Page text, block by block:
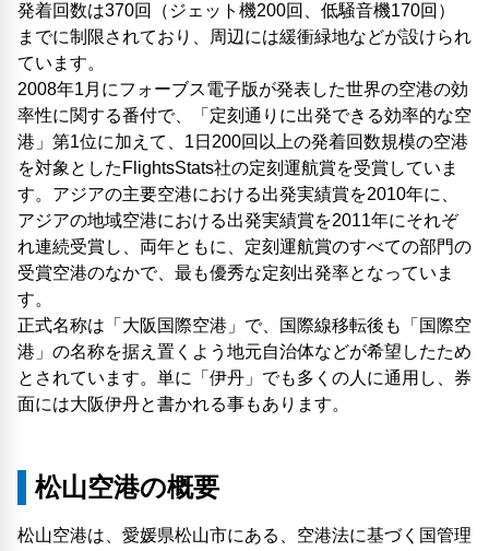
発着回数は370回（ジェット機200回、低騒音機170回）
までに制限されており、周辺には緩衝緑地などが設けられ
ています。
2008年1月にフォーブス電子版が発表した世界の空港の効
率性に関する番付で、「定刻通りに出発できる効率的な空
港」第1位に加えて、1日200回以上の発着回数規模の空港
を対象としたFlightsStats社の定刻運航賞を受賞していま
す。アジアの主要空港における出発実績賞を2010年に、
アジアの地域空港における出発実績賞を2011年にそれぞ
れ連続受賞し、両年ともに、定刻運航賞のすべての部門の
受賞空港のなかで、最も優秀な定刻出発率となっていま
す。
正式名称は「大阪国際空港」で、国際線移転後も「国際空
港」の名称を据え置くよう地元自治体などが希望したため
とされています。単に「伊丹」でも多くの人に通用し、券
面には大阪伊丹と書かれる事もあります。
松山空港の概要
松山空港は、愛媛県松山市にある、空港法に基づく国管理